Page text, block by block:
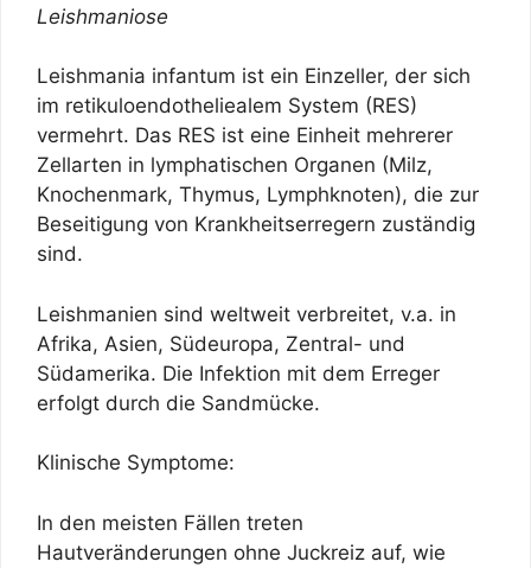
Leishmaniose
Leishmania infantum ist ein Einzeller, der sich
im retikuloendotheliealem System (RES)
vermehrt. Das RES ist eine Einheit mehrerer
Zellarten in lymphatischen Organen (Milz,
Knochenmark, Thymus, Lymphknoten), die zur
Beseitigung von Krankheitserregern zuständig
sind.
Leishmanien sind weltweit verbreitet, v.a. in
Afrika, Asien, Südeuropa, Zentral- und
Südamerika. Die Infektion mit dem Erreger
erfolgt durch die Sandmücke.
Klinische Symptome:
In den meisten Fällen treten
Hautveränderungen ohne Juckreiz auf, wie